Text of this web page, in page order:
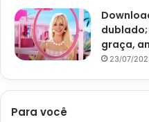
saudável e deslumbrante.
graça,
23/07/
Para você